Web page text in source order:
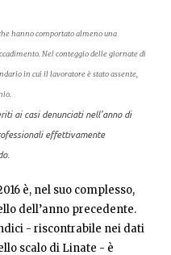
hanno comportato almeno una
Nel conteggio delle giornate di
in cui il lavoratore è stato assente,
ai casi denunciati nell’anno di
effettivamente
è, nel suo complesso,
dell’anno precedente.
- riscontrabile nei dati
scalo di Linate - è